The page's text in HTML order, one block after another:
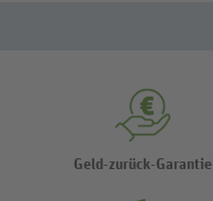
Geld-zurück-Garantie